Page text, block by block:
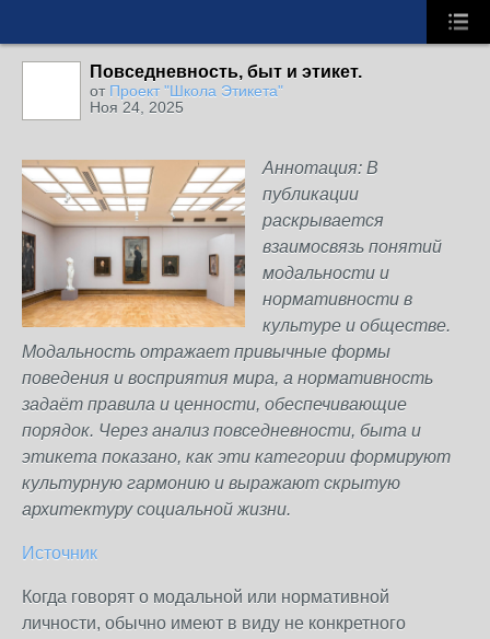
Повседневность, быт и этикет.
от Проект "Школа Этикета"
Ноя 24, 2025
Аннотация: В
публикации
раскрывается
взаимосвязь понятий
модальности и
нормативности в
культуре и обществе.
Модальность отражает привычные формы
поведения и восприятия мира, а нормативность
задаёт правила и ценности, обеспечивающие
порядок. Через анализ повседневности, быта и
этикета показано, как эти категории формируют
культурную гармонию и выражают скрытую
архитектуру социальной жизни.
Источник
Когда говорят о модальной или нормативной
личности, обычно имеют в виду не конкретного